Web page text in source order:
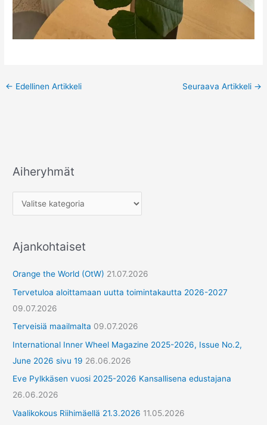
← Edellinen Artikkeli Seuraava Artikkeli →
Aiheryhmät
Ajankohtaiset
Orange the World (OtW) 21.07.2026
Tervetuloa aloittamaan uutta toimintakautta 2026-2027
09.07.2026
Terveisiä maailmalta 09.07.2026
International Inner Wheel Magazine 2025-2026, Issue No.2,
June 2026 sivu 19 26.06.2026
Eve Pylkkäsen vuosi 2025-2026 Kansallisena edustajana
26.06.2026
Vaalikokous Riihimäellä 21.3.2026 11.05.2026